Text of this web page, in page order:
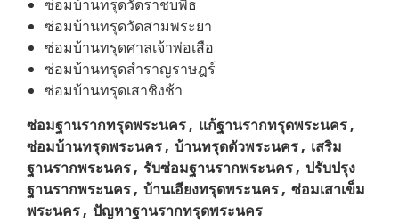
ซ่อมบ้านทรุดวัดราชบพิธ
ซ่อมบ้านทรุดวัดสามพระยา
ซ่อมบ้านทรุดศาลเจ้าพ่อเสือ
ซ่อมบ้านทรุดสำราญราษฎร์
ซ่อมบ้านทรุดเสาชิงช้า
ซ่อมฐานรากทรุดพระนคร , แก้ฐานรากทรุดพระนคร ,
ซ่อมบ้านทรุดพระนคร , บ้านทรุดตัวพระนคร , เสริม
ฐานรากพระนคร , รับซ่อมฐานรากพระนคร , ปรับปรุง
ฐานรากพระนคร , บ้านเอียงทรุดพระนคร , ซ่อมเสาเข็ม
พระนคร , ปัญหาฐานรากทรุดพระนคร